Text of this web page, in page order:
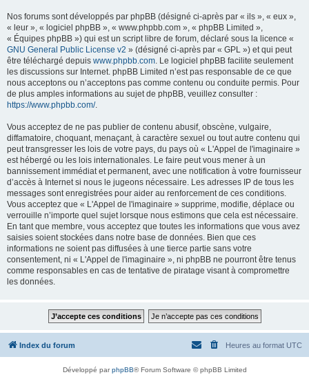
Nos forums sont développés par phpBB (désigné ci-après par « ils », « eux »,
« leur », « logiciel phpBB », « www.phpbb.com », « phpBB Limited »,
« Équipes phpBB ») qui est un script libre de forum, déclaré sous la licence «
GNU General Public License v2 » (désigné ci-après par « GPL ») et qui peut
être téléchargé depuis www.phpbb.com. Le logiciel phpBB facilite seulement
les discussions sur Internet. phpBB Limited n’est pas responsable de ce que
nous acceptons ou n’acceptons pas comme contenu ou conduite permis. Pour
de plus amples informations au sujet de phpBB, veuillez consulter :
https://www.phpbb.com/.
Vous acceptez de ne pas publier de contenu abusif, obscène, vulgaire,
diffamatoire, choquant, menaçant, à caractère sexuel ou tout autre contenu qui
peut transgresser les lois de votre pays, du pays où « L'Appel de l'imaginaire »
est hébergé ou les lois internationales. Le faire peut vous mener à un
bannissement immédiat et permanent, avec une notification à votre fournisseur
d’accès à Internet si nous le jugeons nécessaire. Les adresses IP de tous les
messages sont enregistrées pour aider au renforcement de ces conditions.
Vous acceptez que « L'Appel de l'imaginaire » supprime, modifie, déplace ou
verrouille n’importe quel sujet lorsque nous estimons que cela est nécessaire.
En tant que membre, vous acceptez que toutes les informations que vous avez
saisies soient stockées dans notre base de données. Bien que ces
informations ne soient pas diffusées à une tierce partie sans votre
consentement, ni « L'Appel de l'imaginaire », ni phpBB ne pourront être tenus
comme responsables en cas de tentative de piratage visant à compromettre
les données.
Index du forum Heures au format UTC
Développé parphpBB® Forum Software © phpBB Limited